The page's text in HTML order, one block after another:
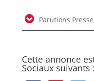
Parutions Presse
Cette annonce
Sociaux suivants :